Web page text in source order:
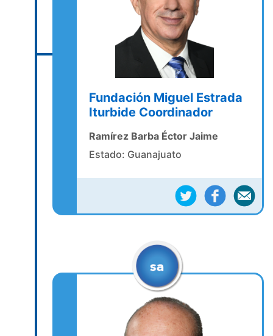
Fundación Miguel Estrada
Iturbide Coordinador
Ramírez Barba Éctor Jaime
Estado: Guanajuato